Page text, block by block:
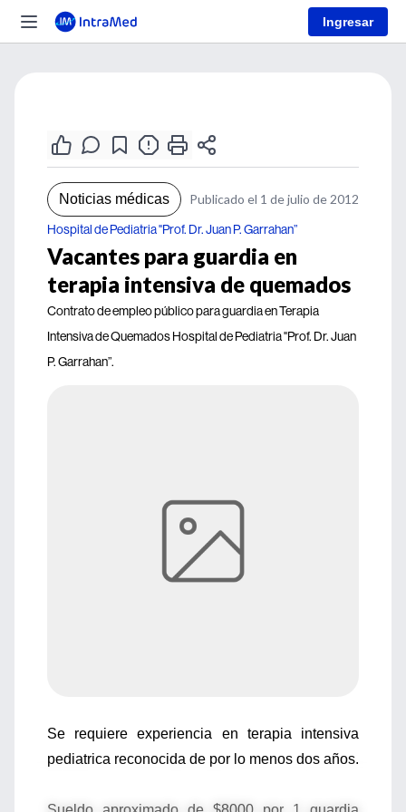
Ingresar
Noticias médicas Publicado el 1 de julio de 2012
Hospital de Pediatria "Prof. Dr. Juan P. Garrahan”
Vacantes para guardia en
terapia intensiva de quemados
Contrato de empleo público para guardia en Terapia
Intensiva de Quemados Hospital de Pediatria "Prof. Dr. Juan
P. Garrahan”.
Se requiere experiencia en terapia intensiva
pediatrica reconocida de por lo menos dos años.